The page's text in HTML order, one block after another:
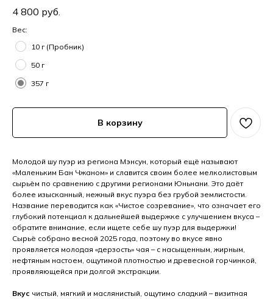
4 800 руб.
Вес:
10 г (Пробник)
50 г
357 г
В корзину
Молодой шу пуэр из региона Мэнсун, который ещё называют
«Маленьким Бан Чжаном» и славится своим более мелколистовым
сырьём по сравнению с другими регионами Юньнани. Это даёт
более изысканный, нежный вкус пуэра без грубой землистости.
Название переводится как «Чистое созревание», что означает его
глубокий потенциал к дальнейшей выдержке с улучшением вкуса –
обратите внимание, если ищете себе шу пуэр для выдержки!
Сырьё собрано весной 2025 года, поэтому во вкусе явно
проявляется молодая «дерзость» чая – с насыщенным, жирным,
нефтяным настоем, ощутимой плотностью и древесной горчинкой,
проявляющейся при долгой экстракции.
Вкус чистый, мягкий и маслянистый, ощутимо сладкий – визитная